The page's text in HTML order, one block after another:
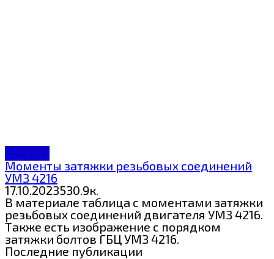
МЗ УМЗ
Моменты затяжки резьбовых соединений
УМЗ 4216
17.10.2023530.9к.
В материале таблица с моментами затяжки
резьбовых соединений двигателя УМЗ 4216.
Также есть изображение с порядком
затяжки болтов ГБЦ УМЗ 4216.
Последние публикации